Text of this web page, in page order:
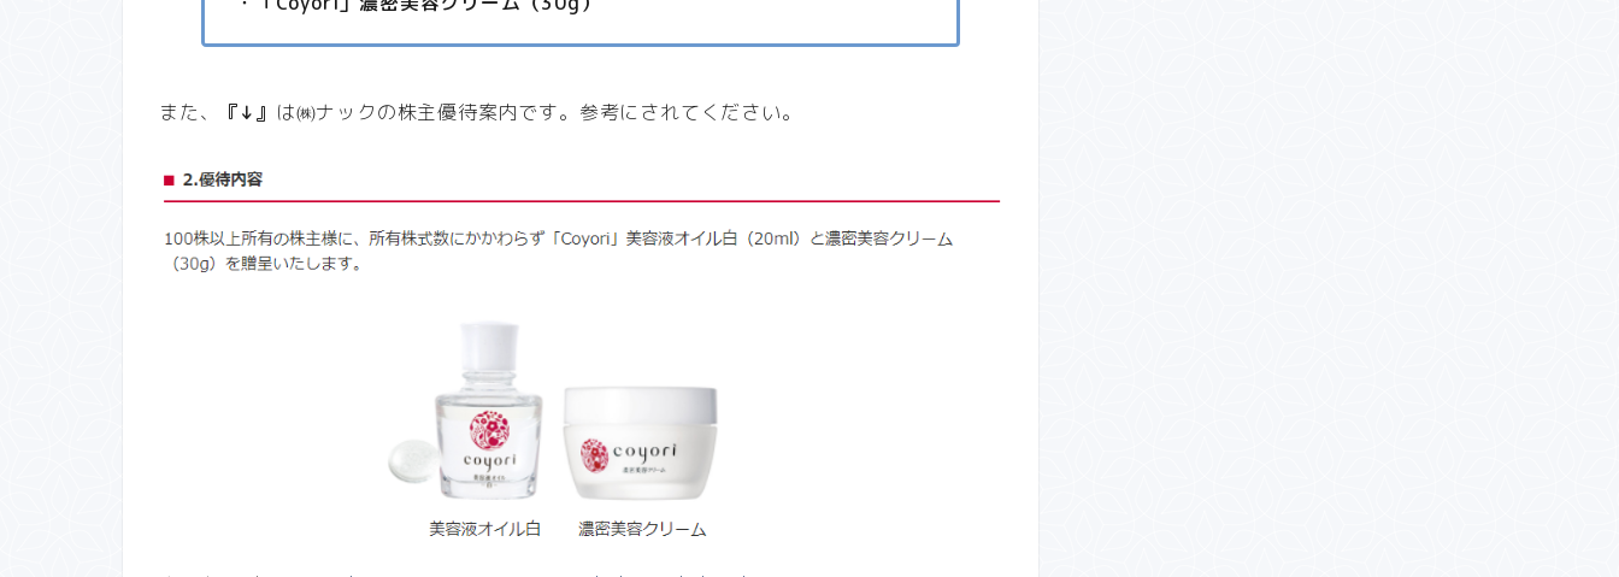
また、 『↓』 は㈱ナックの株主優待案内です。参考にされてください。